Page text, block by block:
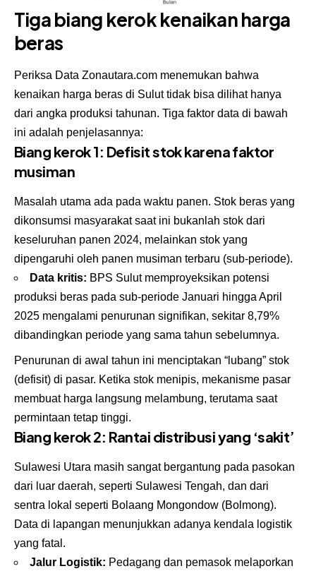
Tiga biang kerok kenaikan harga
beras
Periksa Data Zonautara.com menemukan bahwa
kenaikan harga beras di Sulut tidak bisa dilihat hanya
dari angka produksi tahunan. Tiga faktor data di bawah
ini adalah penjelasannya:
Biang kerok 1: Defisit stok karena faktor
musiman
Masalah utama ada pada waktu panen. Stok beras yang
dikonsumsi masyarakat saat ini bukanlah stok dari
keseluruhan panen 2024, melainkan stok yang
dipengaruhi oleh panen musiman terbaru (sub-periode).
Data kritis: BPS Sulut memproyeksikan potensi
produksi beras pada sub-periode Januari hingga April
2025 mengalami penurunan signifikan, sekitar 8,79%
dibandingkan periode yang sama tahun sebelumnya.
Penurunan di awal tahun ini menciptakan “lubang” stok
(defisit) di pasar. Ketika stok menipis, mekanisme pasar
membuat harga langsung melambung, terutama saat
permintaan tetap tinggi.
Biang kerok 2: Rantai distribusi yang ‘sakit’
Sulawesi Utara masih sangat bergantung pada pasokan
dari luar daerah, seperti Sulawesi Tengah, dan dari
sentra lokal seperti Bolaang Mongondow (Bolmong).
Data di lapangan menunjukkan adanya kendala logistik
yang fatal.
Jalur Logistik: Pedagang dan pemasok melaporkan